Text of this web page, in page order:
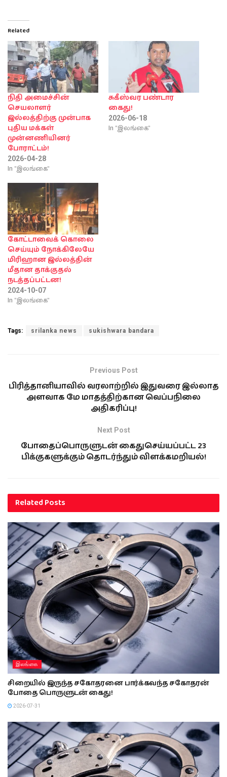
Related
நிதி அமைச்சின்
செயலாளர்
இல்லத்திற்கு முன்பாக
புதிய மக்கள்
முன்னணியினர்
போராட்டம்!
2026-04-28
In "இலங்கை"
சுகீஸ்வர பண்டார
கைது!
2026-06-18
In "இலங்கை"
கோட்டாவைக் கொலை
செய்யும் நோக்கிலேயே
மிரிஹான இல்லத்தின்
மீதான தாக்குதல்
நடத்தப்பட்டன!
2024-10-07
In "இலங்கை"
Tags: srilanka news sukishwara bandara
Previous Post
பிரித்தானியாவில் வரலாற்றில் இதுவரை இல்லாத
அளவாக மே மாதத்திற்கான வெப்பநிலை
அதிகரிப்பு!
Next Post
போதைப்பொருளுடன் கைதுசெய்யப்பட்ட 23
பிக்குகளுக்கும் தொடர்ந்தும் விளக்கமறியல்!
RelatedPosts
இலங்கை
சிறையில் இருந்த சகோதரனை பார்க்கவந்த சகோதரன்
போதை பொருளுடன் கைது!
2026-07-31